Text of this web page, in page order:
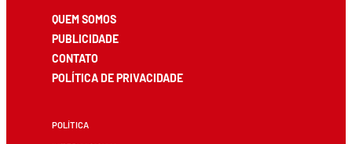
QUEM SOMOS
PUBLICIDADE
CONTATO
POLÍTICA DE PRIVACIDADE
POLÍTICA